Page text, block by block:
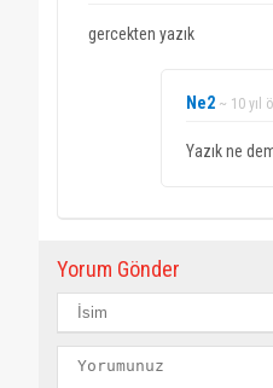
gercekten yazık
Ne2 ~ 10 yıl
Yazık ne
Yorum Gönder